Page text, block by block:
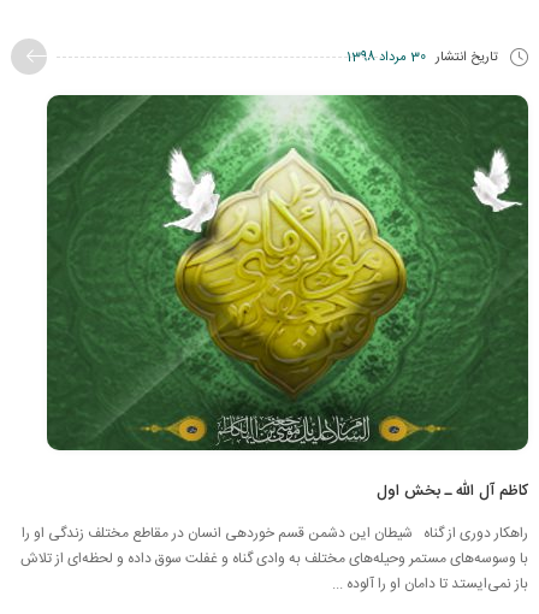
تاریخ انتشار 30 مرداد 1398
کاظم آل الله ـ بخش اول
راهکار دوری از گناه شیطان این دشمن قسم خوردهی انسان در مقاطع مختلف زندگی او را
با وسوسه‌های مستمر وحیله‌های مختلف به وادی گناه و غفلت سوق داده و لحظه‌ای از تلاش
باز نمی‌ایستد تا دامان او را آلوده ...